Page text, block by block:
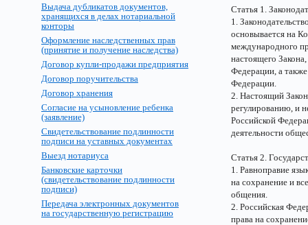
Выдача дубликатов документов,
хранящихся в делах нотариальной
конторы
Оформление наследственных прав
(принятие и получение наследства)
Договор купли-продажи предприятия
Договор поручительства
Договор хранения
Согласие на усыновление ребенка
(заявление)
Свидетельствование подлинности
подписи на уставных документах
Выезд нотариуса
Банковские карточки
(свидетельствование подлинности
подписи)
Передача электронных документов
на государственную регистрацию
Статья 1.
1.
основывается на
международного
настоящего
Федерации, а
Федерации.
2. Настоящий
регулированию, и
Российской
деятельности
Статья 2.
1. Равноправие
на сохранение и
общения.
2. Российская
права на